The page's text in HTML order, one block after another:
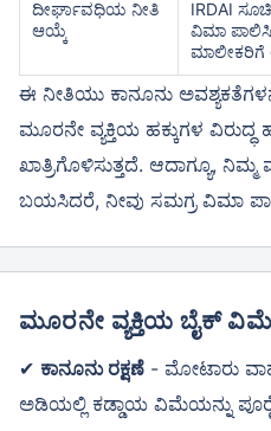
ದೀರ್ಘಾವಧಿಯ ನೀತಿ
ಆಯ್ಕೆ
IRDAI
ವಿಮಾ
ಮಾಲೀಕರಿಗೆ
ಈ ನೀತಿಯು ಕಾನೂನು
ಮೂರನೇ ವ್ಯಕ್ತಿಯ ಹಕ್ಕುಗಳ ವಿರುದ್ಧ
ಖಾತ್ರಿಗೊಳಿಸುತ್ತದೆ. ಆದಾಗ್ಯೂ,
ಬಯಸಿದರೆ, ನೀವು ಸಮಗ್ರ ವಿಮಾ
ಮೂರನೇ ವ್ಯಕ್ತಿಯ
✔ ಕಾನೂನು ರಕ್ಷಣೆ - ಮೋಟಾರು
ಅಡಿಯಲ್ಲಿ ಕಡ್ಡಾಯ ವಿಮೆಯನ್ನು